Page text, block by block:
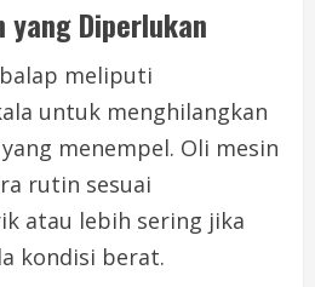
yang Diperlukan
meliputi
untuk menghilangkan
menempel. Oli mesin
rutin sesuai
atau lebih sering jika
kondisi berat.